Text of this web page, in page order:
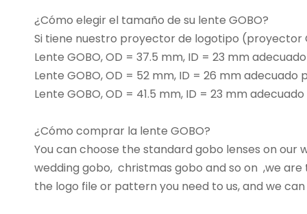
¿Cómo elegir el tamaño de su lente GOBO?
Si tiene nuestro proyector de logotipo (proyector
Lente GOBO, OD = 37.5 mm, ID = 23 mm
Lente GOBO, OD = 52 mm, ID = 26 mm
Lente GOBO, OD = 41.5 mm, ID = 23 mm
¿Cómo comprar la lente GOBO?
You can choose the standard gobo lenses on
wedding gobo, christmas gobo and so on ,we
the logo file or pattern you need to us, and we